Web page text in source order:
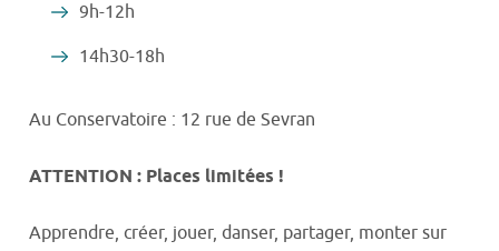
9h-12h
14h30-18h
Au Conservatoire : 12 rue de Sevran
ATTENTION : Places limitées !
Apprendre, créer, jouer, danser, partager, monter sur